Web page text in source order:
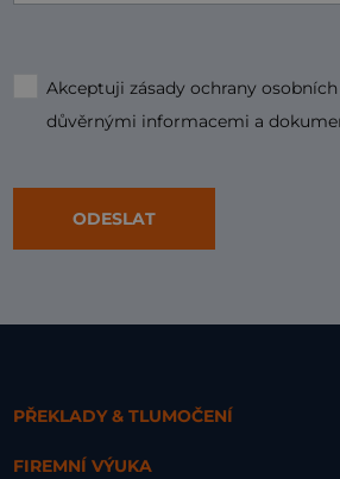
Akceptuji zásady ochrany
důvěrnými informacemi a
PŘEKLADY & TLUMOČENÍ
FIREMNÍ VÝUKA